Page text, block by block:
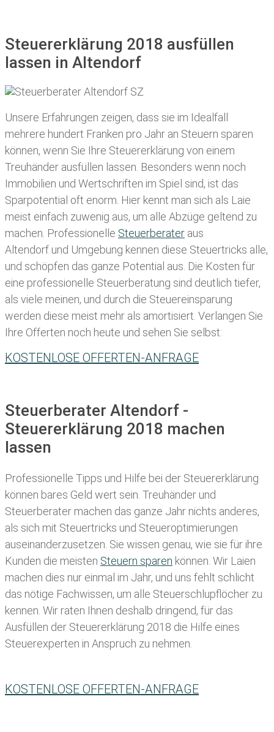
Steuererklärung 2018 ausfüllen
lassen in Altendorf
Unsere Erfahrungen zeigen, dass sie im Idealfall
mehrere hundert Franken pro Jahr an Steuern sparen
können, wenn Sie Ihre Steuererklärung von einem
Treuhänder ausfüllen lassen . Besonders wenn noch
Immobilien und Wertschriften im Spiel sind, ist das
Sparpotential oft enorm. Hier kennt man sich als Laie
meist einfach zuwenig aus, um alle Abzüge geltend zu
machen. Professionelle Steuerberater aus
Altendorf und Umgebung kennen diese Steuertricks alle,
und schöpfen das ganze Potential aus. Die Kosten für
eine professionelle Steuerberatung sind deutlich tiefer,
als viele meinen, und durch die Steuereinsparung
werden diese meist mehr als amortisiert. Verlangen Sie
Ihre Offerten noch heute und sehen Sie selbst:
KOSTENLOSE OFFERTEN-ANFRAGE
Steuerberater Altendorf -
Steuererklärung 2018 machen
lassen
Professionelle Tipps und Hilfe bei der Steuererklärung
können bares Geld wert sein. Treuhänder und
Steuerberater machen das ganze Jahr nichts anderes,
als sich mit Steuertricks und Steueroptimierungen
auseinanderzusetzen. Sie wissen genau, wie sie für ihre
Kunden die meisten Steuern sparen können. Wir Laien
machen dies nur einmal im Jahr, und uns fehlt schlicht
das nötige Fachwissen, um alle Steuerschlupflöcher zu
kennen. Wir raten Ihnen deshalb dringend, für das
Ausfüllen der Steuererklärung 2018 die Hilfe eines
Steuerexperten in Anspruch zu nehmen.
KOSTENLOSE OFFERTEN-ANFRAGE